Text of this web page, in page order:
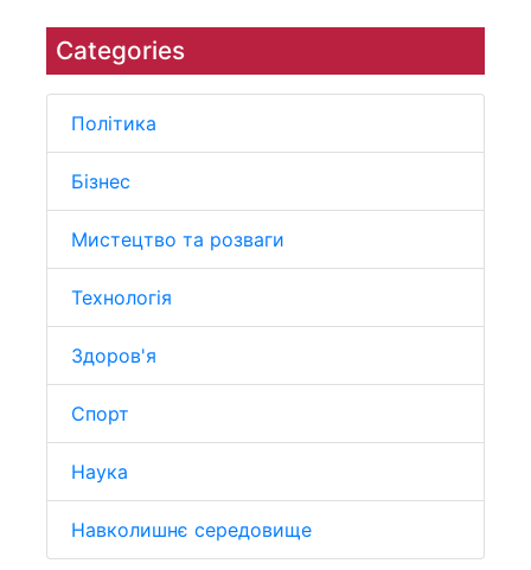
Categories
Політика
Бізнес
Мистецтво та розваги
Технологія
Здоров'я
Спорт
Наука
Навколишнє середовище